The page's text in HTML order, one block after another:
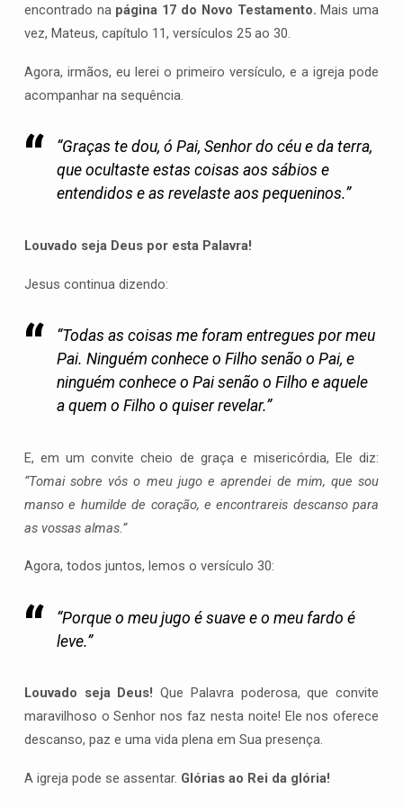
encontrado na página 17 do Novo Testamento. Mais uma
vez, Mateus, capítulo 11, versículos 25 ao 30.
Agora, irmãos, eu lerei o primeiro versículo, e a igreja pode
acompanhar na sequência.
“Graças te dou, ó Pai, Senhor do céu e da terra,
que ocultaste estas coisas aos sábios e
entendidos e as revelaste aos pequeninos.”
Louvado seja Deus por esta Palavra!
Jesus continua dizendo:
“Todas as coisas me foram entregues por meu
Pai. Ninguém conhece o Filho senão o Pai, e
ninguém conhece o Pai senão o Filho e aquele
a quem o Filho o quiser revelar.”
E, em um convite cheio de graça e misericórdia, Ele diz:
“Tomai sobre vós o meu jugo e aprendei de mim, que sou
manso e humilde de coração, e encontrareis descanso para
as vossas almas.”
Agora, todos juntos, lemos o versículo 30:
“Porque o meu jugo é suave e o meu fardo é
leve.”
Louvado seja Deus! Que Palavra poderosa, que convite
maravilhoso o Senhor nos faz nesta noite! Ele nos oferece
descanso, paz e uma vida plena em Sua presença.
A igreja pode se assentar. Glórias ao Rei da glória!